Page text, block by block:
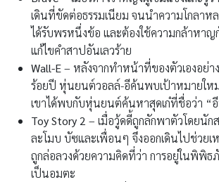
เดินที่ขัดต่อธรรมเนียม จนนำความโกลาห
ได้รับพรหนึ่งข้อ และต้องใช้ความกล้าหาญ
แก้ไขคำสาปอันเลวร้าย
Wall-E– หลังจากทำหน้าที่ของตัวเองอย่า
ร้อยปี หุ่นยนต์วอลล์-อีค้นพบเป้าหมายให
เขาได้พบกับหุ่นยนต์ค้นหาสุดเก๋ที่ชื่อว่า “
Toy Story 2 – เมื่อวู้ดดี้ถูกลักพาตัวโดยนัก
ละโมบ บัซและเพื่อนๆ จึงออกเดินไปช่วยเ
ถูกล่อลวงด้วยความคิดที่ว่า การอยู่ในพิพิธ
เป็นอมตะ